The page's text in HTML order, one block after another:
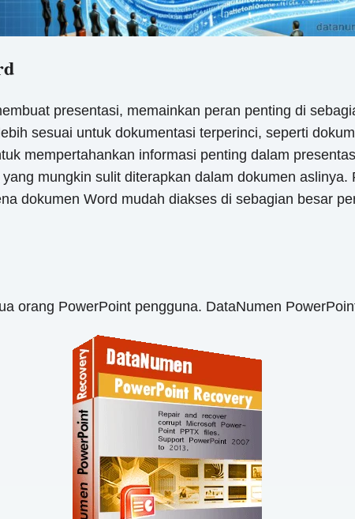
presentasi, memainkan peran penting di
sesuai untuk dokumentasi terperinci, seperti
mempertahankan informasi penting dalam
mungkin sulit diterapkan dalam dokumen
dokumen Word mudah diakses di sebagian besar
orang PowerPoint pengguna. DataNumen